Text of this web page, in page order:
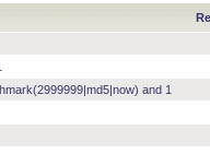
and 1